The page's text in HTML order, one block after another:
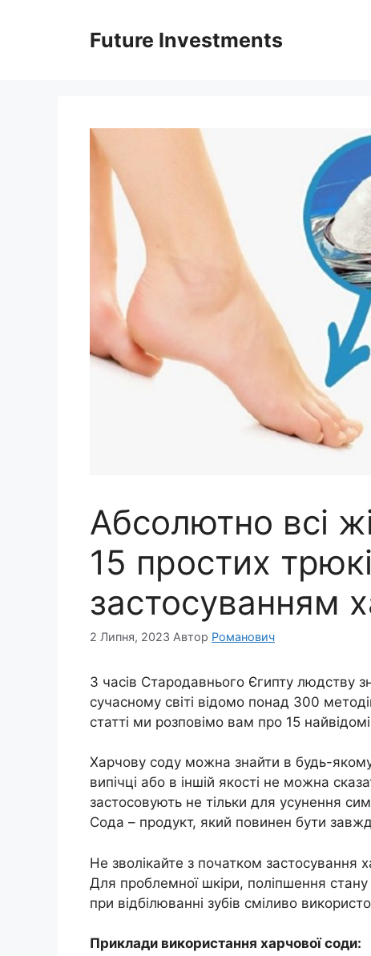
Future Investments
Абсолютно всі
15 простих
застосуванням
2 Липня, 2023 Автор Романович
З часів Стародавнього Єгипту людству
сучасному світі відомо понад 300
статті ми розповімо вам про 15
Харчову соду можна знайти в будь-
випічці або в іншій якості не можна
застосовують не тільки для усунення
Сода – продукт, який повинен бути
Не зволікайте з початком застосування
Для проблемної шкіри, поліпшення
при відбілюванні зубів сміливо
Приклади використання харчової соди: